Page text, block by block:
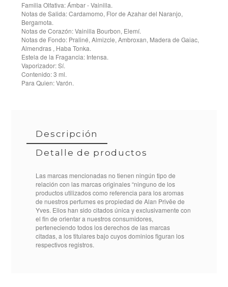
Familia Olfativa: Ámbar - Vainilla.
Notas de Salida: Cardamomo, Flor de Azahar del Naranjo,
Bergamota.
Notas de Corazón: Vainilla Bourbon, Elemí.
Notas de Fondo: Praliné, Almizcle, Ambroxan, Madera de Gaiac,
Almendras , Haba Tonka.
Estela de la Fragancia: Intensa.
Vaporizador: Sí.
Contenido: 3 ml.
Para Quien: Varón.
Descripción
Detalle de productos
Las marcas mencionadas no tienen ningún tipo de
relación con las marcas originales “ninguno de los
productos utilizados como referencia para los aromas
de nuestros perfumes es propiedad de Alan Privēe de
Yves. Ellos han sido citados única y exclusivamente con
el fin de orientar a nuestros consumidores,
perteneciendo todos los derechos de las marcas
citadas, a los titulares bajo cuyos dominios figuran los
respectivos registros.
ReferenciaBM00530001B806